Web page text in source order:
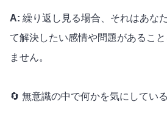
A: 繰り返し見る場合、それはあな
て解決したい感情や問題があるこ
ません。
🔄 無意識の中で何かを気にしてい